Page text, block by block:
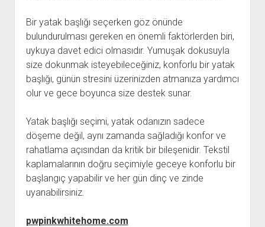
Bir yatak başlığı seçerken göz önünde
bulundurulması gereken en önemli faktörlerden biri,
uykuya davet edici olmasıdır. Yumuşak dokusuyla
size dokunmak isteyebileceğiniz, konforlu bir yatak
başlığı, günün stresini üzerinizden atmanıza yardımcı
olur ve gece boyunca size destek sunar.
Yatak başlığı seçimi, yatak odanızın sadece
döşeme değil, aynı zamanda sağladığı konfor ve
rahatlama açısından da kritik bir bileşenidir. Tekstil
kaplamalarının doğru seçimiyle geceye konforlu bir
başlangıç yapabilir ve her gün dinç ve zinde
uyanabilirsiniz.
pwpinkwhitehome.com